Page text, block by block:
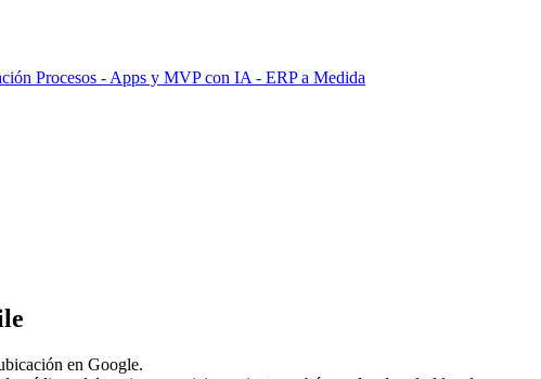
Procesos - Apps y MVP con IA - ERP a Medida
en Google.